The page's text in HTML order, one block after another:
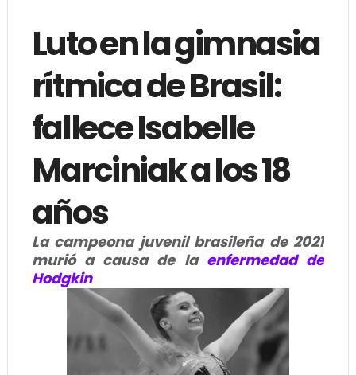
Luto en la gimnasia
rítmica de Brasil:
fallece Isabelle
Marciniak a los 18
años
La campeona juvenil brasileña de 2021
murió a causa de la enfermedad de
Hodgkin